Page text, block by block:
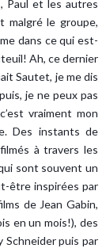
Paul et les autres
malgré le groupe,
dans ce qui est-
Ah, ce dernier
Sautet, je me dis
je ne peux pas
vraiment mon
Des instants de
à travers les
sont souvent un
être inspirées par
de Jean Gabin,
en un mois!), des
Schneider puis par